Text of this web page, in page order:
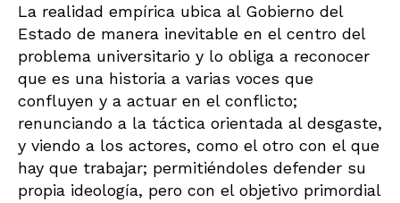
La realidad empírica ubica al Gobierno del
Estado de manera inevitable en el centro del
problema universitario y lo obliga a reconocer
que es una historia a varias voces que
confluyen y a actuar en el conflicto;
renunciando a la táctica orientada al desgaste,
y viendo a los actores, como el otro con el que
hay que trabajar; permitiéndoles defender su
propia ideología, pero con el objetivo primordial